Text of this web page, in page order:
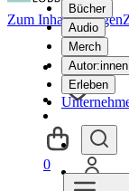
Bücher
Audio
Merch
Autor:innen
Erleben
Zum Inhalt springen
0